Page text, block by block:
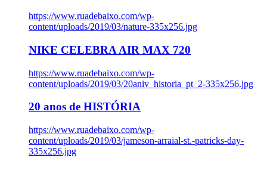
https://www.ruadebaixo.com/wp-
content/uploads/2019/03/nature-335x256.jpg
NIKE CELEBRA AIR MAX 720
https://www.ruadebaixo.com/wp-
content/uploads/2019/03/20aniv_historia_pt_2-335x256.jpg
20 anos de HISTÓRIA
https://www.ruadebaixo.com/wp-
content/uploads/2019/03/jameson-arraial-st.-patricks-day-
335x256.jpg